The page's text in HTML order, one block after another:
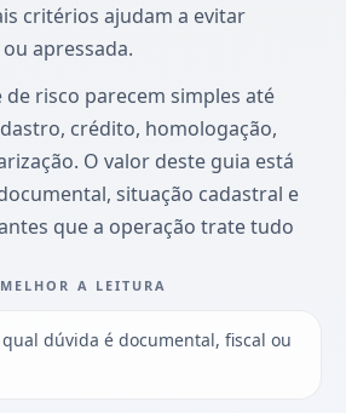
critérios ajudam a evitar
apressada.
de risco parecem simples até
crédito, homologação,
O valor deste guia está
situação cadastral e
que a operação trate tudo
A LEITURA
dúvida é documental, fiscal ou